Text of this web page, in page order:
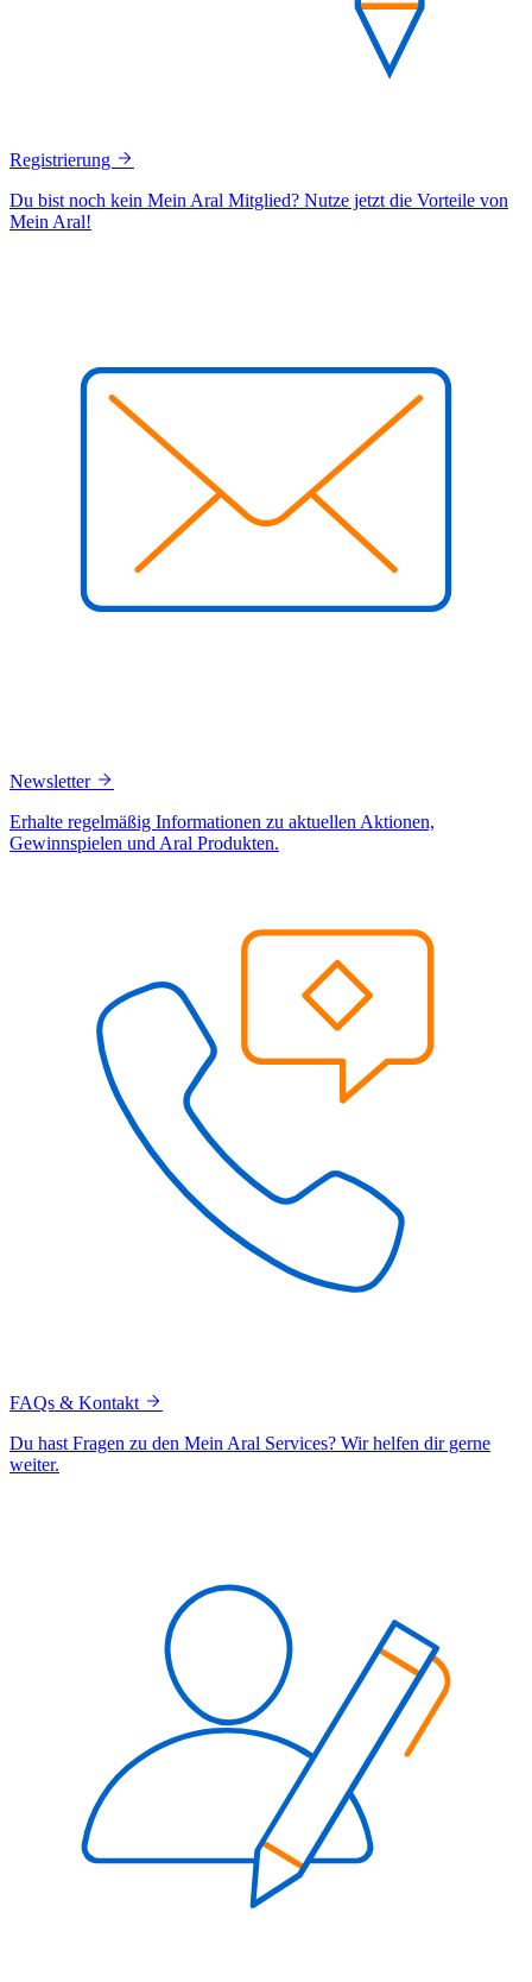
Registrierung
Du bist noch kein Mein Aral Mitglied? Nutze jetzt die Vorteile von
Mein Aral!
Newsletter
Erhalte regelmäßig Informationen zu aktuellen Aktionen,
Gewinnspielen und Aral Produkten.
FAQs & Kontakt
Du hast Fragen zu den Mein Aral Services? Wir helfen dir gerne
weiter.